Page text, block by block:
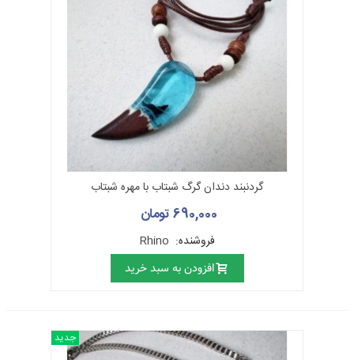
گردنبند دندان گرگ شبتاب با مهره شبتاب
690,000 تومان
فروشنده:
افزودن به سبد خرید
جدید